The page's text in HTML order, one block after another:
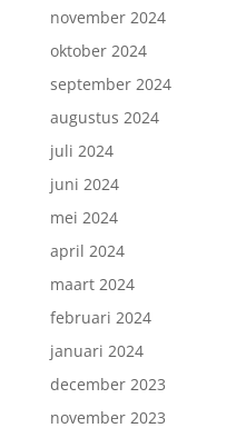
november 2024
oktober 2024
september 2024
augustus 2024
juli 2024
juni 2024
mei 2024
april 2024
maart 2024
februari 2024
januari 2024
december 2023
november 2023